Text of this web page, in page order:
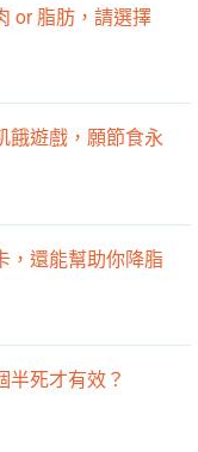
or 脂肪，請選擇
餓遊戲，願節食永
，還能幫助你降脂
半死才有效？